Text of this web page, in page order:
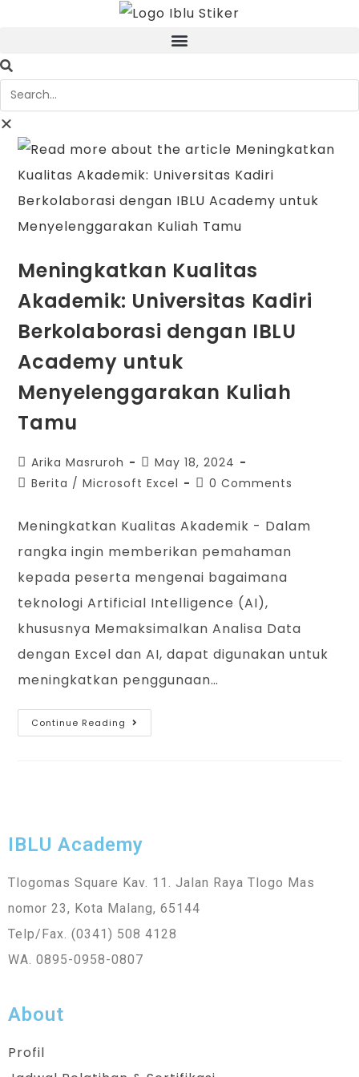
Meningkatkan Kualitas
Akademik: Universitas Kadiri
Berkolaborasi dengan IBLU
Academy untuk
Menyelenggarakan Kuliah
Tamu
Arika Masruroh
May 18, 2024
Berita / Microsoft Excel 0 Comments
Meningkatkan Kualitas Akademik - Dalam
rangka ingin memberikan pemahaman
kepada peserta mengenai bagaimana
teknologi Artificial Intelligence (AI),
khususnya Memaksimalkan Analisa Data
dengan Excel dan AI, dapat digunakan untuk
meningkatkan penggunaan…
Continue Reading
IBLU Academy
Tlogomas Square Kav. 11. Jalan Raya Tlogo Mas
nomor 23, Kota Malang, 65144
Telp/Fax. (0341) 508 4128
WA. 0895-0958-0807
About
Profil